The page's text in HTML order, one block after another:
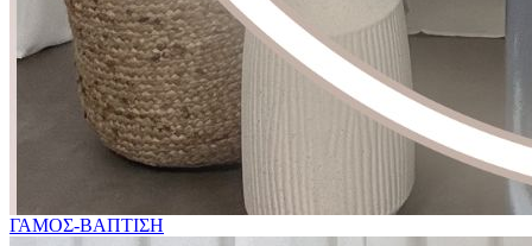
ΓΑΜΟΣ-ΒΑΠΤΙΣΗ